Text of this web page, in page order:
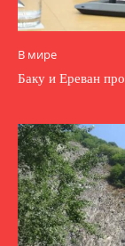
В мире
Баку и Ереван